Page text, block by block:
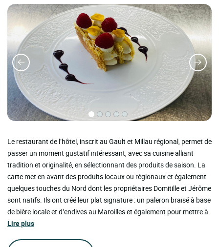
Le restaurant de l’hôtel, inscrit au Gault et Millau régional, permet de
passer un moment gustatif intéressant, avec sa cuisine alliant
tradition et originalité, en sélectionnant des produits de saison. La
carte met en avant des produits locaux ou régionaux et également
quelques touches du Nord dont les propriétaires Domitille et Jérôme
sont natifs. Ils ont créé leur plat signature : un paleron braisé à base
de bière locale et d’endives au Maroilles et également pour mettre à
Lire plus